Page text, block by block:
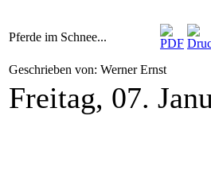
Pferde im Schnee...
Geschrieben von: Werner Ernst
Freitag, 07.